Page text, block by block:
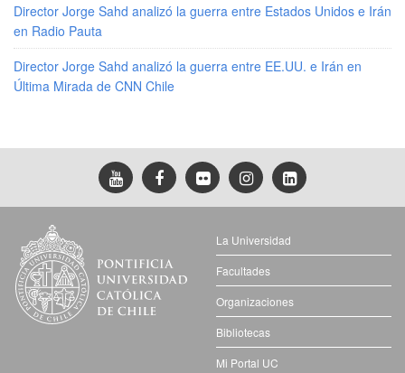
Director Jorge Sahd analizó la guerra entre Estados Unidos e Irán
en Radio Pauta
Director Jorge Sahd analizó la guerra entre EE.UU. e Irán en
Última Mirada de CNN Chile
La Universidad
Facultades
Organizaciones
Bibliotecas
Mi Portal UC